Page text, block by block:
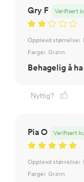
Gry F Verifisert
Opplevd størrelse:
Farge: Grønn
Behagelig å
Nyttig?
Pia O Verifisert
Opplevd størrelse:
Farge: Grønn